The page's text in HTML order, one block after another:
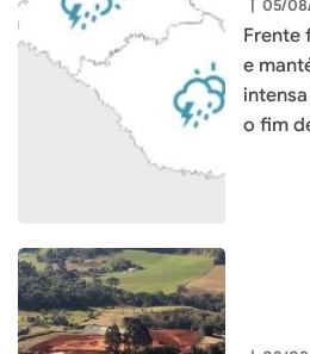
| 05/
Frente
e
o fim